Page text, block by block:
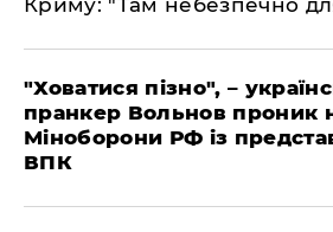
Криму: "Там небезпечно
"Ховатися пізно", –
пранкер Вольнов проник
Міноборони РФ із
ВПК